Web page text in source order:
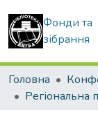
Фонди та
зібрання
Головна
Регіональна